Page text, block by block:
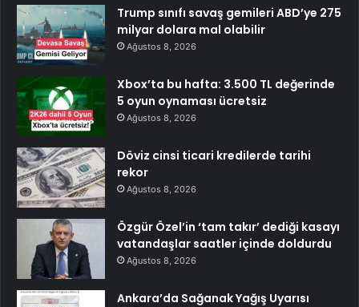
Trump sınıfı savaş gemileri ABD’ye 275
milyar dolara mal olabilir
Ağustos 8, 2026
Xbox’ta bu hafta: 3.500 TL değerinde
5 oyun oynaması ücretsiz
Ağustos 8, 2026
Döviz cinsi ticari kredilerde tarihi
rekor
Ağustos 8, 2026
Özgür Özel’in ‘tam takır’ dediği kasayı
vatandaşlar saatler içinde doldurdu
Ağustos 8, 2026
Ankara’da Sağanak Yağış Uyarısı